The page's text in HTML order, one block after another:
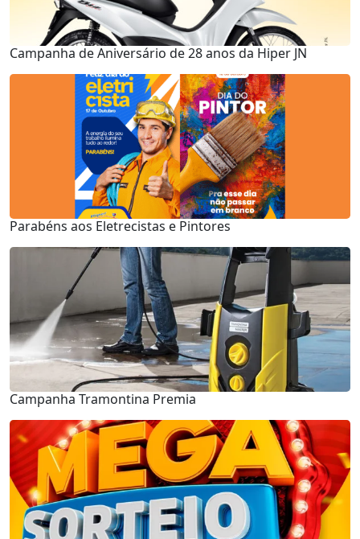
Campanha de Aniversário de 28 anos da Hiper JN
Parabéns aos Eletrecistas e Pintores
Campanha Tramontina Premia